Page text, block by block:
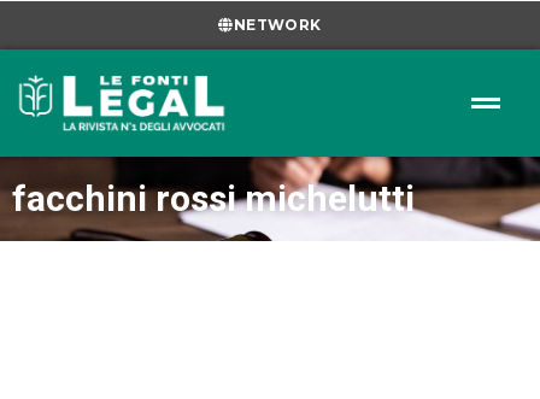
NETWORK
facchini rossi michelutti